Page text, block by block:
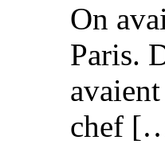
On
Paris.
chef